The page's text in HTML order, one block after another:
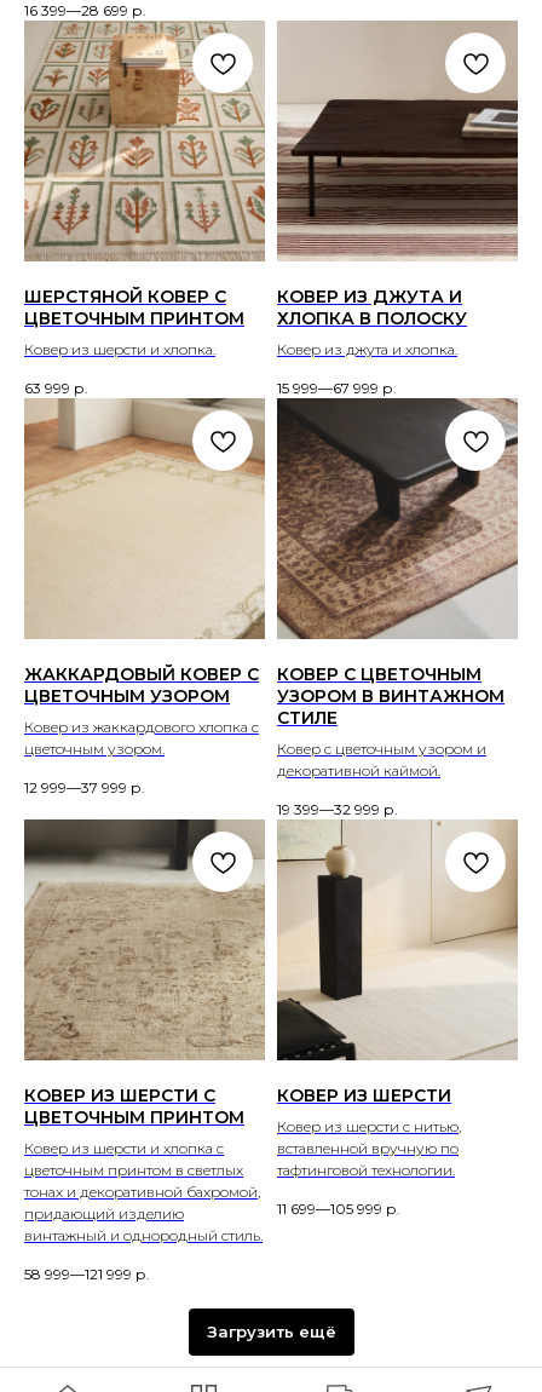
16 399—28 699 р.
ШЕРСТЯНОЙ КОВЕР С
ЦВЕТОЧНЫМ ПРИНТОМ
Ковер из шерсти и хлопка.
63 999 р.
КОВЕР ИЗ ДЖУТА И
ХЛОПКА В ПОЛОСКУ
Ковер из джута и хлопка.
15 999—67 999 р.
ЖАККАРДОВЫЙ КОВЕР С
ЦВЕТОЧНЫМ УЗОРОМ
Ковер из жаккардового хлопка с
цветочным узором.
12 999—37 999 р.
КОВЕР С ЦВЕТОЧНЫМ
УЗОРОМ В ВИНТАЖНОМ
СТИЛЕ
Ковер с цветочным узором и
декоративной каймой.
19 399—32 999 р.
КОВЕР ИЗ ШЕРСТИ С
ЦВЕТОЧНЫМ ПРИНТОМ
Ковер из шерсти и хлопка с
цветочным принтом в светлых
тонах и декоративной бахромой,
придающий изделию
винтажный и однородный стиль.
58 999—121 999 р.
КОВЕР ИЗ ШЕРСТИ
Ковер из шерсти с нитью,
вставленной вручную по
тафтинговой технологии.
11 699—105 999 р.
Загрузить ещё